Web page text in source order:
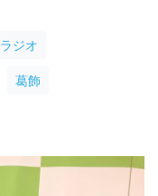
ラジオ
葛飾